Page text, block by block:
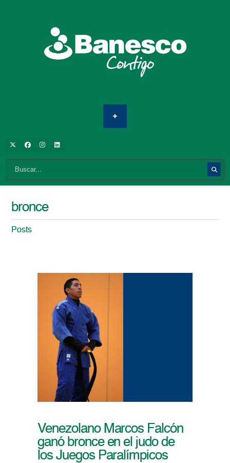
bronce
Posts
Venezolano Marcos Falcón
ganó bronce en el judo de
los Juegos Paralímpicos